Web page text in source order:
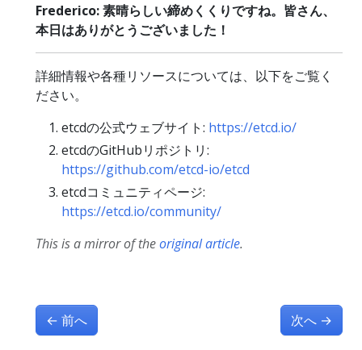
Frederico: 素晴らしい締めくくりですね。皆さん、
本日はありがとうございました！
詳細情報や各種リソースについては、以下をご覧く
ださい。
etcdの公式ウェブサイト: https://etcd.io/
etcdのGitHubリポジトリ:
https://github.com/etcd-io/etcd
etcdコミュニティページ:
https://etcd.io/community/
This is a mirror of theoriginal article.
← 前へ 次へ →